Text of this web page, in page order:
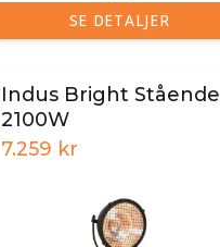
SE DETALJER
Indus Bright Stående
2100W
7.259 kr